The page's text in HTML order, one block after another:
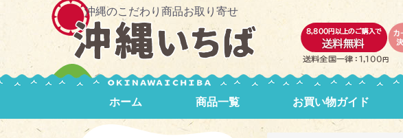
沖縄のこだわり商品お取り寄せ
ホーム 商品一覧 お買い物ガイド